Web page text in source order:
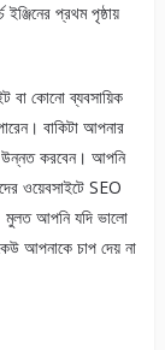
প্রথম পৃষ্ঠায়
বা কোনো ব্যবসায়িক
বাকিটা আপনার
উন্নত করবেন। আপনি
ওয়েবসাইটে SEO
মুলত আপনি যদি ভালো
আপনাকে চাপ দেয় না